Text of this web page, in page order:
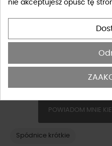
DOSTĘPNY PRODUKT Z INNYMI
internetowego.*
POWIADOM MNIE
Spódnice krótkie
nie akceptujesz opuść tę